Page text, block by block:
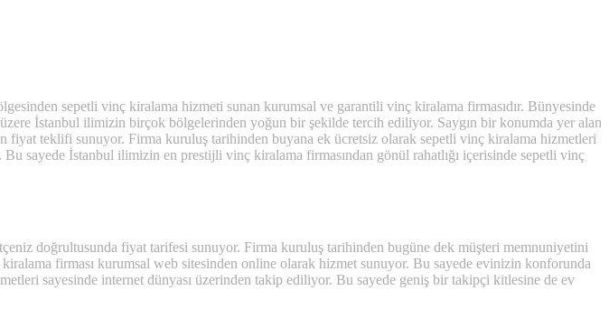
sepetli vinç kiralama hizmeti sunan kurumsal ve garantili vinç kiralama firmasıdır. Bünyesinde
İstanbul ilimizin birçok bölgelerinden yoğun bir şekilde tercih ediliyor. Saygın bir konumda yer alan
fiyat teklifi sunuyor. Firma kuruluş tarihinden buyana ek ücretsiz olarak sepetli vinç kiralama hizmetleri
sayede İstanbul ilimizin en prestijli vinç kiralama firmasından gönül rahatlığı içerisinde sepetli vinç
doğrultusunda fiyat tarifesi sunuyor. Firma kuruluş tarihinden bugüne dek müşteri memnuniyetini
firması kurumsal web sitesinden online olarak hizmet sunuyor. Bu sayede evinizin konforunda
sayesinde internet dünyası üzerinden takip ediliyor. Bu sayede geniş bir takipçi kitlesine de ev